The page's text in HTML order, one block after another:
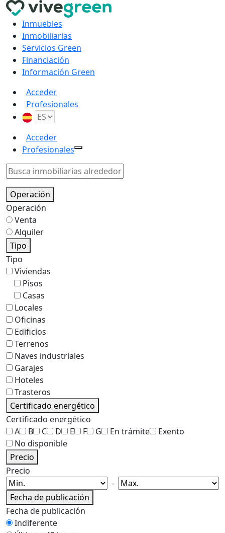
Inmuebles
Inmobiliarias
Servicios Green
Financiación
Información Green
Acceder
Profesionales
Acceder
Profesionales
Operación
Operación
Venta
Alquiler
Tipo
Tipo
Viviendas
Pisos
Casas
Locales
Oficinas
Edificios
Terrenos
Naves industriales
Garajes
Hoteles
Trasteros
Certificado energético
Certificado energético
A
B C D E F G En trámite
Exento
No disponible
Precio
Precio
-
Fecha de publicación
Fecha de publicación
Indiferente